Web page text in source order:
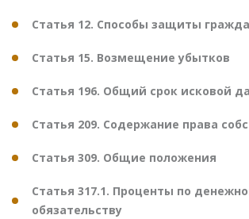
Статья 12. Способы защиты
Статья 15. Возмещение убытков
Статья 196. Общий срок исковой
Статья 209. Содержание права
Статья 309. Общие положения
Статья 317.1. Проценты по
обязательству